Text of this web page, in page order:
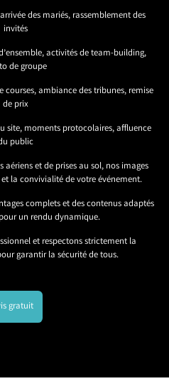
des mariés, rassemblement des
invités
activités de team-building,
de groupe
courses, ambiance des tribunes, remise
de prix
site, moments protocolaires, affluence
public
et de prises au sol, nos images
la convivialité de votre événement.
complets et des contenus adaptés
un rendu dynamique.
et respectons strictement la
garantir la sécurité de tous.
gratuit